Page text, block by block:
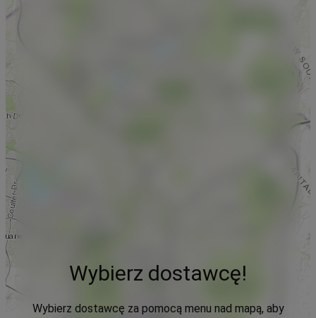
Wybierz dostawcę!
Wybierz dostawcę za pomocą menu nad mapą, aby